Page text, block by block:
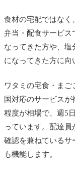
食材の宅配ではなく
弁当・配食サービス
なってきた方や、
になってきた方に向
ワタミの宅食・まご
国対応のサービスが
程度が相場で、週5
っています。配達
確認を兼ねているサ
も機能します。